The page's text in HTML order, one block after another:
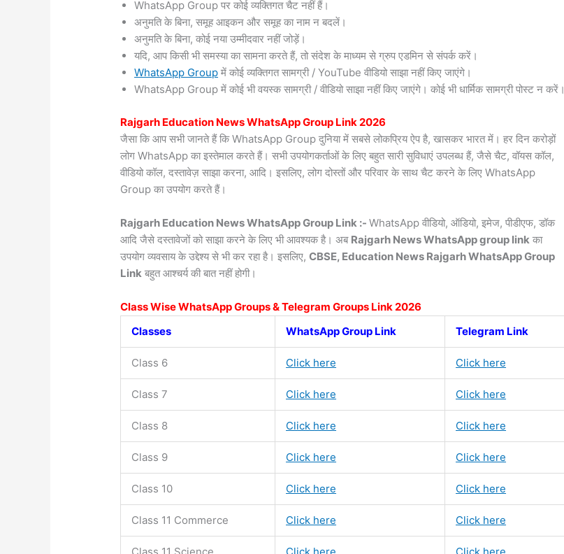
WhatsApp Group पर कोई व्यक्तिगत चैट नहीं हैं।
अनुमति के बिना, समूह आइकन और समूह का नाम न बदलें।
अनुमति के बिना, कोई नया उम्मीदवार नहीं जोड़ें।
यदि, आप किसी भी समस्या का सामना करते हैं, तो संदेश के माध्यम से ग्रुप एडमिन से संपर्क करें।
WhatsApp Group में कोई व्यक्तिगत सामग्री / YouTube वीडियो साझा नहीं किए जाएंगे।
WhatsApp Group में कोई भी वयस्क सामग्री / वीडियो साझा नहीं किए जाएंगे। कोई भी धार्मिक सामग्री पोस्ट न करें।
Rajgarh Education News WhatsApp Group Link 2026
जैसा कि आप सभी जानते हैं कि WhatsApp Group दुनिया में सबसे लोकप्रिय ऐप है, खासकर भारत में। हर दिन करोड़ों
लोग WhatsApp का इस्तेमाल करते हैं। सभी उपयोगकर्ताओं के लिए बहुत सारी सुविधाएं उपलब्ध हैं, जैसे चैट, वॉयस कॉल,
वीडियो कॉल, दस्तावेज़ साझा करना, आदि। इसलिए, लोग दोस्तों और परिवार के साथ चैट करने के लिए WhatsApp
Group का उपयोग करते हैं।
Rajgarh Education News WhatsApp Group Link :-WhatsApp वीडियो, ऑडियो, इमेज, पीडीएफ, डॉक
आदि जैसे दस्तावेजों को साझा करने के लिए भी आवश्यक है। अब Rajgarh NewsWhatsApp group link का
उपयोग व्यवसाय के उद्देश्य से भी कर रहा है। इसलिए,CBSE, Education News Rajgarh WhatsApp Group
Link बहुत आश्चर्य की बात नहीं होगी।
Class Wise WhatsApp Groups & Telegram Groups Link 2026
Classes
WhatsApp Group Link Telegram Link
Class 6 Click here Click here
Class 7 Click here Click here
Class 8 Click here Click here
Class 9 Click here Click here
Class 10 Click here Click here
Class 11 Commerce Click here Click here
Class 11 Science Click here Click here